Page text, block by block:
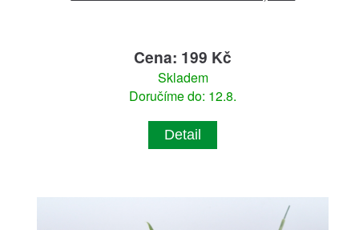
Cena: 199 Kč
Skladem
Doručíme do: 12.8.
Detail